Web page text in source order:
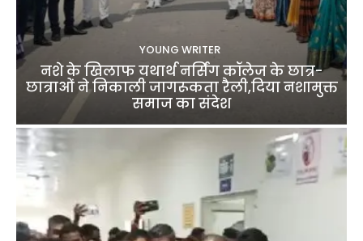
YOUNG WRITER
नशे के खिलाफ यथार्थ नर्सिंग कॉलेज के छात्र-
छात्राओं ने निकाली जागरूकता रैली,दिया नशामुक्त
समाज का संदेश